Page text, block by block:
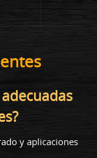
y aplicaciones